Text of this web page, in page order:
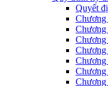
Quyết
Chương
Chương
Chương
Chương
Chương
Chương
Chương